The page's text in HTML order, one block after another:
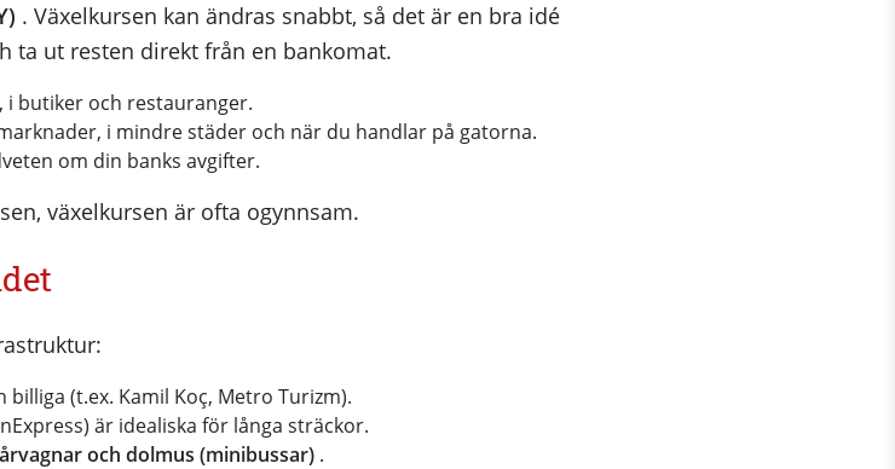
. Växelkursen kan ändras snabbt, så det är en bra idé
ta ut resten direkt från en bankomat.
butiker och restauranger.
i mindre städer och när du handlar på gatorna.
om din banks avgifter.
växelkursen är ofta ogynnsam.
(t.ex. Kamil Koç, Metro Turizm).
är idealiska för långa sträckor.
och dolmus (minibussar).